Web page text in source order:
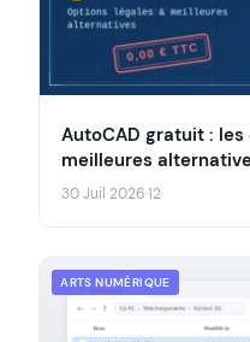
AutoCAD gratuit :
meilleures
30 Juil 2026·12
ARTS NUMÉRIQUE